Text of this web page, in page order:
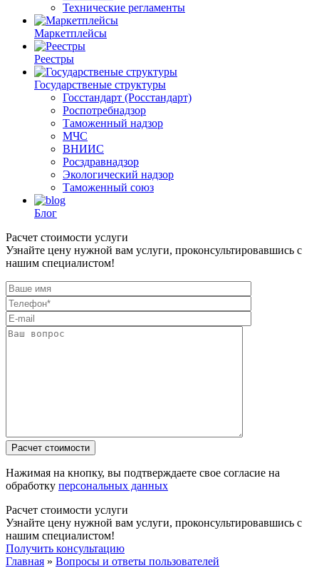
Технические регламенты
Маркетплейсы
Реестры
Государственые структуры
Госстандарт (Росстандарт)
Роспотребнадзор
Таможенный надзор
МЧС
ВНИИС
Росздравнадзор
Экологический надзор
Таможенный союз
Блог
Расчет стоимости услуги
Узнайте цену нужной вам услуги, проконсультировавшись с
нашим специалистом!
Нажимая на кнопку, вы подтверждаете свое согласие на
обработку персональных данных
Расчет стоимости услуги
Узнайте цену нужной вам услуги, проконсультировавшись с
нашим специалистом!
Получить консультацию
Главная » Вопросы и ответы пользователей